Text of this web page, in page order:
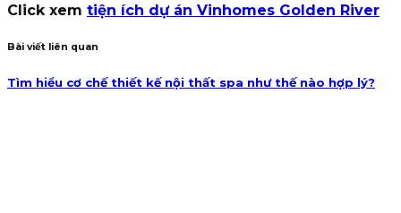
Click xem tiện ích dự án Vinhomes Golden River
Bài viết liên quan
Tìm hiểu cơ chế thiết kế nội thất spa như thế nào hợp lý?